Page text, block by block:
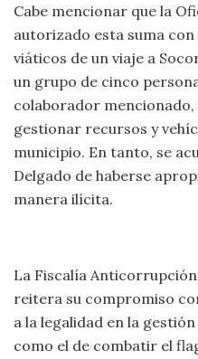
Cabe mencionar que la
autorizado esta suma
viáticos de un viaje a
un grupo de cinco
colaborador
gestionar recursos y
municipio. En tanto, se
Delgado de haberse
manera ilícita.
La Fiscalía Anticorrupción
reitera su compromiso
a la legalidad en la
como el de combatir el